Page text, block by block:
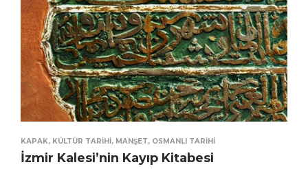
KAPAK, KÜLTÜR TARIHI, MANŞET, OSMANLI TARIHI
İzmir Kalesi’nin Kayıp Kitabesi